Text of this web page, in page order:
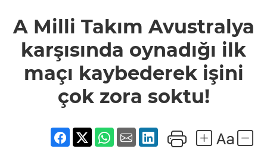
karşısında
oynadığı ilk
maçı
kaybederek
zora soktu!
A Milli Takım Avustralya
karşısında oynadığı ilk
maçı kaybederek işini
çok zora soktu!